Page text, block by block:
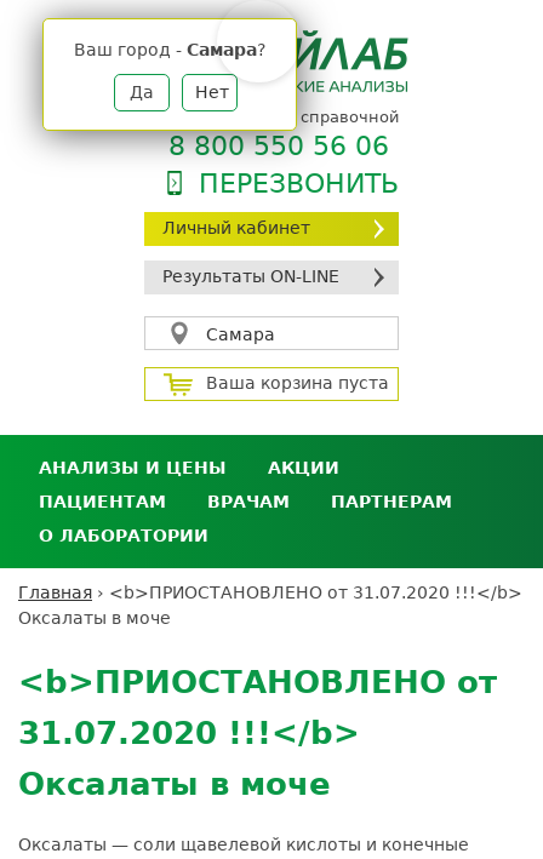
Личный кабинет
Результаты ON-LINE
Самара
Ваш город - Самара?
Да Нет
Ваша корзина пуста
телефон единой справочной
8 800 550 56 06
ПЕРЕЗВОНИТЬ
АНАЛИЗЫ И ЦЕНЫ
Анализы и цены
Где сдать анализы
Выезд на дом
Подготовка к анализам
Расшифровка анализов
АКЦИИ
ПАЦИЕНТАМ
Личный кабинет пациента
Дисконтная программа
ДМС
Усиление профилактических мер для
безопасности пациентов
ВРАЧАМ
Сотрудничество
ПАРТНЕРАМ
кабинет
партнёра
Экскурсия в
О ЛАБОРАТОРИИ
Контроль качества
Документы
Вы
Главная › <b>ПРИОСТАНОВЛЕНО от 31.07.2020 !!!</b>
Оксалаты в моче
top
<b>ПРИОСТАНОВЛЕНО от
31.07.2020 !!!</b>
Оксалаты в моче
Оксалаты — соли щавелевой кислоты и конечные